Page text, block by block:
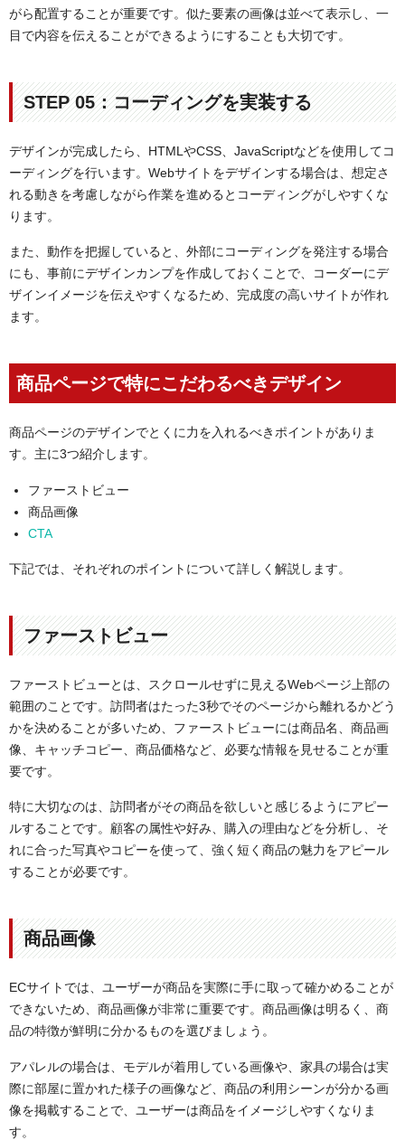
がら配置することが重要です。似た要素の画像は並べて表示し、一
目で内容を伝えることができるようにすることも大切です。
STEP 05：コーディングを実装する
デザインが完成したら、HTMLやCSS、JavaScriptなどを使用してコ
ーディングを行います。Webサイトをデザインする場合は、想定さ
れる動きを考慮しながら作業を進めるとコーディングがしやすくな
ります。
また、動作を把握していると、外部にコーディングを発注する場合
にも、事前にデザインカンプを作成しておくことで、コーダーにデ
ザインイメージを伝えやすくなるため、完成度の高いサイトが作れ
ます。
商品ページで特にこだわるべきデザイン
商品ページのデザインでとくに力を入れるべきポイントがありま
す。主に3つ紹介します。
ファーストビュー
商品画像
CTA
下記では、それぞれのポイントについて詳しく解説します。
ファーストビュー
ファーストビューとは、スクロールせずに見えるWebページ上部の
範囲のことです。訪問者はたった3秒でそのページから離れるかどう
かを決めることが多いため、ファーストビューには商品名、商品画
像、キャッチコピー、商品価格など、必要な情報を見せることが重
要です。
特に大切なのは、訪問者がその商品を欲しいと感じるようにアピー
ルすることです。顧客の属性や好み、購入の理由などを分析し、そ
れに合った写真やコピーを使って、強く短く商品の魅力をアピール
することが必要です。
商品画像
ECサイトでは、ユーザーが商品を実際に手に取って確かめることが
できないため、商品画像が非常に重要です。商品画像は明るく、商
品の特徴が鮮明に分かるものを選びましょう。
アパレルの場合は、モデルが着用している画像や、家具の場合は実
際に部屋に置かれた様子の画像など、商品の利用シーンが分かる画
像を掲載することで、ユーザーは商品をイメージしやすくなりま
す。